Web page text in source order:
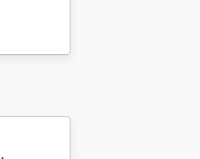
,